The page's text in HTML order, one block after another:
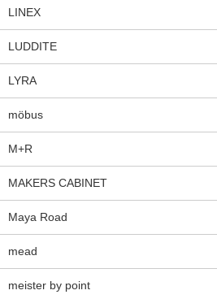
LINEX
LUDDITE
LYRA
möbus
M+R
MAKERS CABINET
Maya Road
mead
meister by point